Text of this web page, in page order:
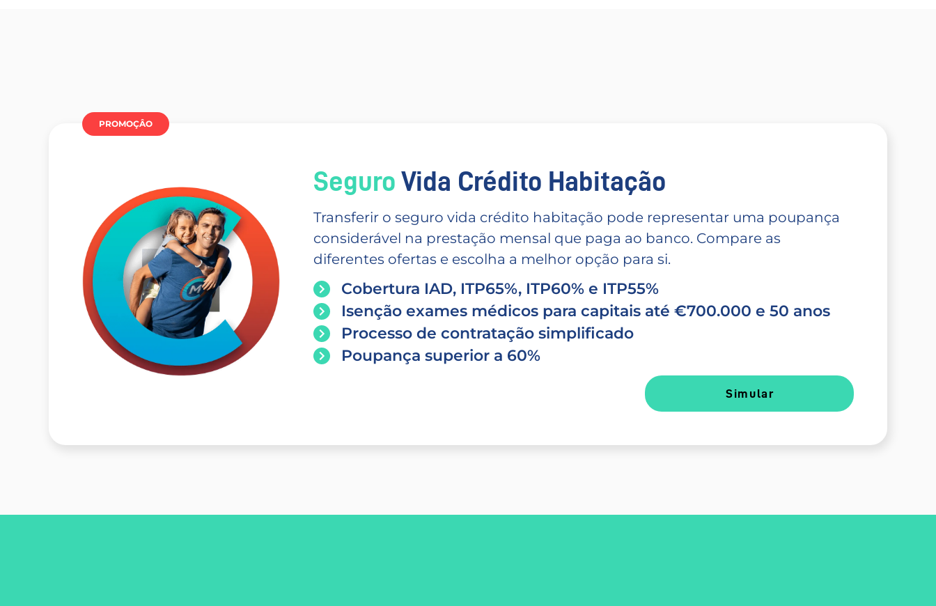
PROMOÇÂO
Seguro Vida Crédito Habitação
Transferir o seguro vida crédito habitação pode representar uma poupança
considerável na prestação mensal que paga ao banco. Compare as
diferentes ofertas e escolha a melhor opção para si.
Cobertura IAD, ITP65%, ITP60% e ITP55%
Isenção exames médicos para capitais até €700.000 e 50 anos
Processo de contratação simplificado
Poupança superior a 60%
Simular